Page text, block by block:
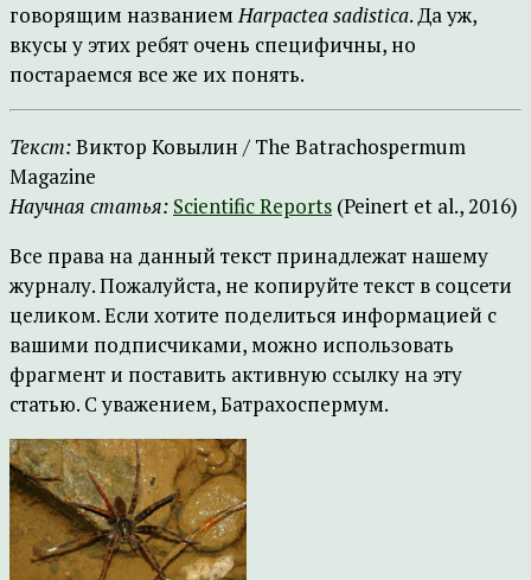
говорящим названиемHarpactea sadistica. Да уж,
вкусы у этих ребят очень специфичны, но
постараемся все же их понять.
Текст:Виктор Ковылин / The Batrachospermum
Magazine
Научная статья: Scientific Reports (Peinert et al., 2016)
Все права на данный текст принадлежат нашему
журналу. Пожалуйста, не копируйте текст в соцсети
целиком. Если хотите поделиться информацией с
вашими подписчиками, можно использовать
фрагмент и поставить активную ссылку на эту
статью. С уважением, Батрахоспермум.